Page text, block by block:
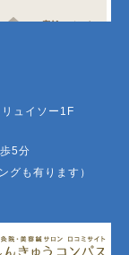
ュイソー1F
5分
グも有ります）